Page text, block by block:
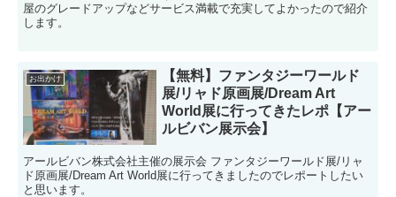
屋のグレードアップなどサービス満載で充実してよかったので紹介
します。
お出かけ
【無料】ファンタジーワールド
展/リャド原画展/Dream Art
World展に行ってきたレポ【アー
ルビバン展示会】
アールビバン株式会社主催の展示会 ファンタジーワールド展/リャ
ド原画展/Dream Art World展に行ってきましたのでレポートしたい
と思います。